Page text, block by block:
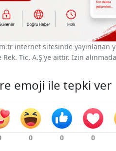
internet sitesinde yayınlanan
Rek. Tic. A.Ş'ye aittir. İzin
emoji ile tepki ver